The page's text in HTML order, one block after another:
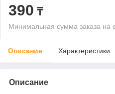
390 ₸
Минимальная сумма заказа на
Описание Характеристики
Описание